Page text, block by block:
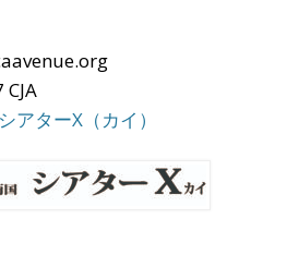
シアターX（カイ）